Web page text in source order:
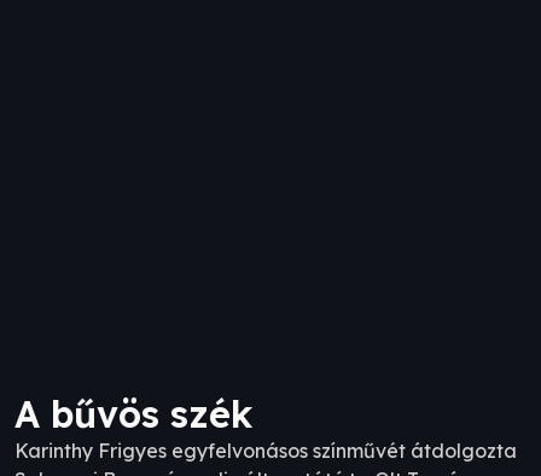
A bűvös szék
Karinthy Frigyes egyfelvonásos színművét átdolgozta